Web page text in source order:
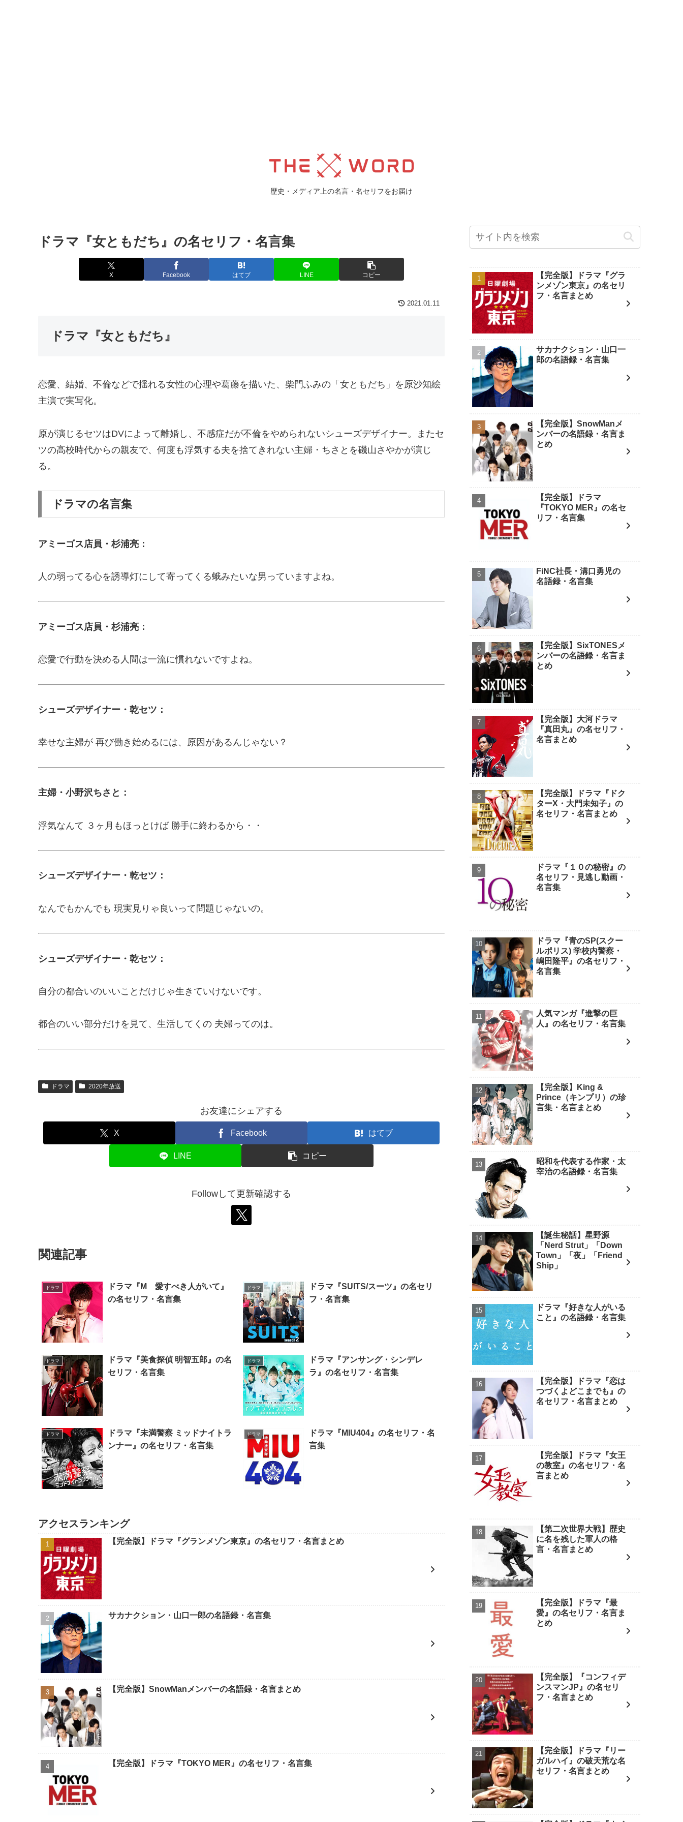
歴史・メディア上の名言・名セリフをお届け
ドラマ『女ともだち』の名セリフ・名言集
X Facebook はてブ LINE コピー
2021.01.11
ドラマ『女ともだち』
恋愛、結婚、不倫などで揺れる女性の心理や葛藤を描いた、柴門ふみの「女ともだち」を原沙知絵
主演で実写化。
原が演じるセツはDVによって離婚し、不感症だが不倫をやめられないシューズデザイナー。またセ
ツの高校時代からの親友で、何度も浮気する夫を捨てきれない主婦・ちさとを磯山さやかが演じ
る。
ドラマの名言集
アミーゴス店員・杉浦亮：
人の弱ってる心を誘導灯にして寄ってくる蛾みたいな男っていますよね。
アミーゴス店員・杉浦亮：
恋愛で行動を決める人間は一流に慣れないですよね。
シューズデザイナー・乾セツ：
幸せな主婦が 再び働き始めるには、原因があるんじゃない？
主婦・小野沢ちさと：
浮気なんて ３ヶ月もほっとけば 勝手に終わるから・・
シューズデザイナー・乾セツ：
なんでもかんでも 現実見りゃ良いって問題じゃないの。
シューズデザイナー・乾セツ：
自分の都合いのいいことだけじゃ生きていけないです。
都合のいい部分だけを見て、生活してくの 夫婦ってのは。
ドラマ 2020年放送
お友達にシェアする
X Facebook はてブ
LINE コピー
Followして更新確認する
関連記事
ドラマ
ドラマ『M 愛すべき人がいて』
の名セリフ・名言集
ドラマ
ドラマ『SUITS/スーツ』の名セリ
フ・名言集
ドラマ
ドラマ『美食探偵 明智五郎』の名
セリフ・名言集
ドラマ
ドラマ『アンサング・シンデレ
ラ』の名セリフ・名言集
ドラマ
ドラマ『未満警察 ミッドナイトラ
ンナー』の名セリフ・名言集
ドラマ
ドラマ『MIU404』の名セリフ・名
言集
アクセスランキング
【完全版】ドラマ『グランメゾン東京』の名セリフ・名言まとめ
サカナクション・山口一郎の名語録・名言集
【完全版】SnowManメンバーの名語録・名言まとめ
【完全版】ドラマ『TOKYO MER』の名セリフ・名言集
【完全版】ドラマ『グラ
ンメゾン東京』の名セリ
フ・名言まとめ
サカナクション・山口一
郎の名語録・名言集
【完全版】SnowManメ
ンバーの名語録・名言ま
とめ
【完全版】ドラマ
『TOKYO MER』の名セ
リフ・名言集
FiNC社長・溝口勇児の
名語録・名言集
【完全版】SixTONESメ
ンバーの名語録・名言ま
とめ
【完全版】大河ドラマ
『真田丸』の名セリフ・
名言まとめ
【完全版】ドラマ『ドク
ターX・大門未知子』の
名セリフ・名言まとめ
ドラマ『１０の秘密』の
名セリフ・見逃し動画・
名言集
ドラマ『青のSP(スクー
ルポリス) 学校内警察・
嶋田隆平』の名セリフ・
名言集
人気マンガ『進撃の巨
人』の名セリフ・名言集
【完全版】King &
Prince（キンプリ）の珍
言集・名言まとめ
昭和を代表する作家・太
宰治の名語録・名言集
【誕生秘話】星野源
「Nerd Strut」「Down
Town」「夜」「Friend
Ship」
ドラマ『好きな人がいる
こと』の名語録・名言集
【完全版】ドラマ『恋は
つづくよどこまでも』の
名セリフ・名言まとめ
【完全版】ドラマ『女王
の教室』の名セリフ・名
言まとめ
【第二次世界大戦】歴史
に名を残した軍人の格
言・名言まとめ
【完全版】ドラマ『最
愛』の名セリフ・名言ま
とめ
【完全版】『コンフィデ
ンスマンJP』の名セリ
フ・名言まとめ
【完全版】ドラマ『リー
ガルハイ』の破天荒な名
セリフ・名言まとめ